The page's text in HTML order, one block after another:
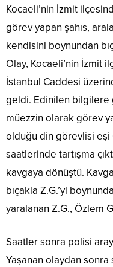
Kocaeli’nin İzmit
görev yapan şahıs,
kendisini boynundan
Olay, Kocaeli’nin İzmit
İstanbul Caddesi
geldi. Edinilen bilgilere
müezzin olarak görev
olduğu din görevlisi eşi
saatlerinde tartışma
kavgaya dönüştü.
bıçakla Z.G.’yi
yaralanan Z.G., Özlem
Saatler sonra polisi
Yaşanan olaydan